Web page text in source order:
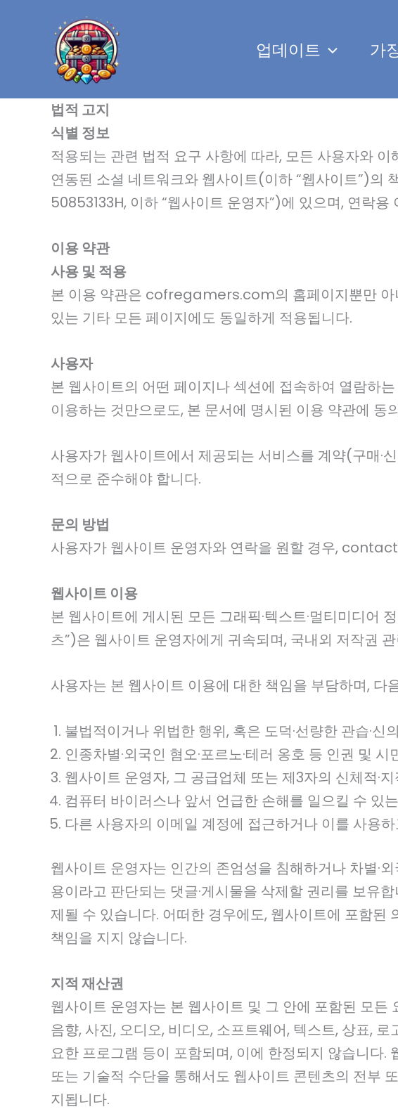
건
업데이트 가
법적 고지
식별 정보
적용되는 관련 법적 요구 사항에 따라, 모든 사용자와
연동된 소셜 네트워크와 웹사이트(이하 “웹사이트”)
50853133H, 이하 “웹사이트 운영자”)에 있으며, 연
이용 약관
사용 및 적용
본 이용 약관은 cofregamers.com의 홈페이지뿐만 아
있는 기타 모든 페이지에도 동일하게 적용됩니다.
사용자
본 웹사이트의 어떤 페이지나 섹션에 접속하여 열람하
이용하는 것만으로도, 본 문서에 명시된 이용 약관에 동
사용자가 웹사이트에서 제공되는 서비스를 계약(구매·
적으로 준수해야 합니다.
문의 방법
사용자가 웹사이트 운영자와 연락을 원할 경우,
웹사이트 이용
본 웹사이트에 게시된 모든 그래픽·텍스트·멀티미디어
츠”)은 웹사이트 운영자에게 귀속되며, 국내외 저작권
사용자는 본 웹사이트 이용에 대한 책임을 부담하며,
불법적이거나 위법한 행위, 혹은 도덕·선량한 관습·신
인종차별·외국인 혐오·포르노·테러 옹호 등 인권 및
웹사이트 운영자, 그 공급업체 또는 제3자의 신체적·
컴퓨터 바이러스나 앞서 언급한 손해를 일으킬 수 있
다른 사용자의 이메일 계정에 접근하거나 이를 사용
웹사이트 운영자는 인간의 존엄성을 침해하거나 차별·
용이라고 판단되는 댓글·게시물을 삭제할 권리를 보유
제될 수 있습니다. 어떠한 경우에도, 웹사이트에 포함
책임을 지지 않습니다.
지적 재산권
웹사이트 운영자는 본 웹사이트 및 그 안에 포함된 모든
음향, 사진, 오디오, 비디오, 소프트웨어, 텍스트, 상표,
요한 프로그램 등이 포함되며, 이에 한정되지 않습니다.
또는 기술적 수단을 통해서도 웹사이트 콘텐츠의 전부
지됩니다.